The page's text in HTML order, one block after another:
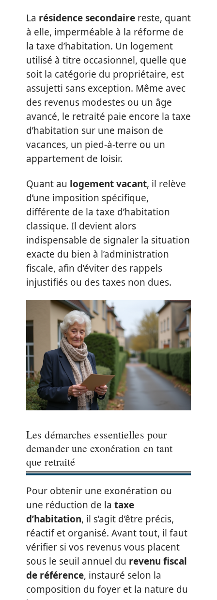
La résidence secondaire reste, quant
à elle, imperméable à la réforme de
la taxe d’habitation. Un logement
utilisé à titre occasionnel, quelle que
soit la catégorie du propriétaire, est
assujetti sans exception. Même avec
des revenus modestes ou un âge
avancé, le retraité paie encore la taxe
d’habitation sur une maison de
vacances, un pied-à-terre ou un
appartement de loisir.
Quant au logement vacant, il relève
d’une imposition spécifique,
différente de la taxe d’habitation
classique. Il devient alors
indispensable de signaler la situation
exacte du bien à l’administration
fiscale, afin d’éviter des rappels
injustifiés ou des taxes non dues.
Les démarches essentielles pour
demander une exonération en tant
que retraité
Pour obtenir une exonération ou
une réduction de la taxe
d’habitation, il s’agit d’être précis,
réactif et organisé. Avant tout, il faut
vérifier si vos revenus vous placent
sous le seuil annuel du revenu fiscal
de référence, instauré selon la
composition du foyer et la nature du